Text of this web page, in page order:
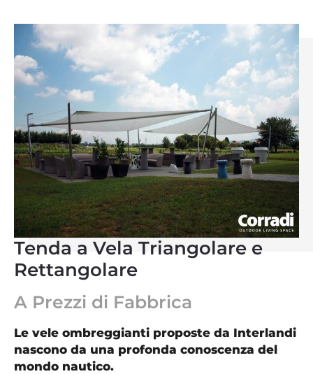
Tenda a Vela Triangolare e
Rettangolare
A Prezzi di Fabbrica
Le vele ombreggianti proposte da Interlandi
nascono da una profonda conoscenza del
mondo nautico.